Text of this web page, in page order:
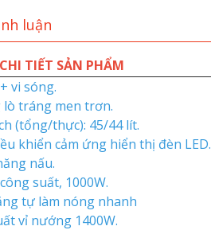
luận
TIẾT SẢN PHẨM
vi sóng.
lò tráng men trơn.
(tổng/thực): 45/44 lít.
khiển cảm ứng hiển thị đèn LED.
nấu.
suất, 1000W.
tự làm nóng nhanh
vỉ nướng 1400W.